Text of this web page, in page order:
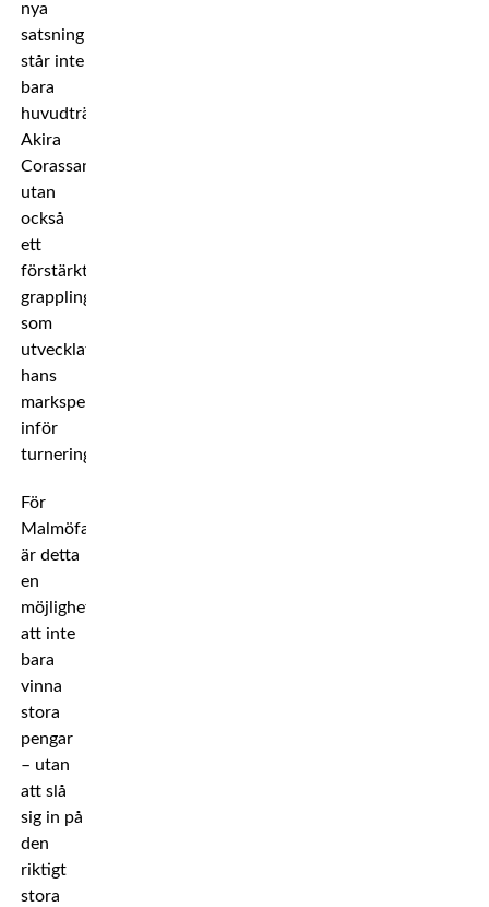
nya
satsning
står inte
bara
huvudtränaren
Akira
Corassani,
utan
också
ett
förstärkt
grapplingteam
som
utvecklat
hans
markspel
inför
turneringen.
För
Malmöfajtern
är detta
en
möjlighet
att inte
bara
vinna
stora
pengar
– utan
att slå
sig in på
den
riktigt
stora